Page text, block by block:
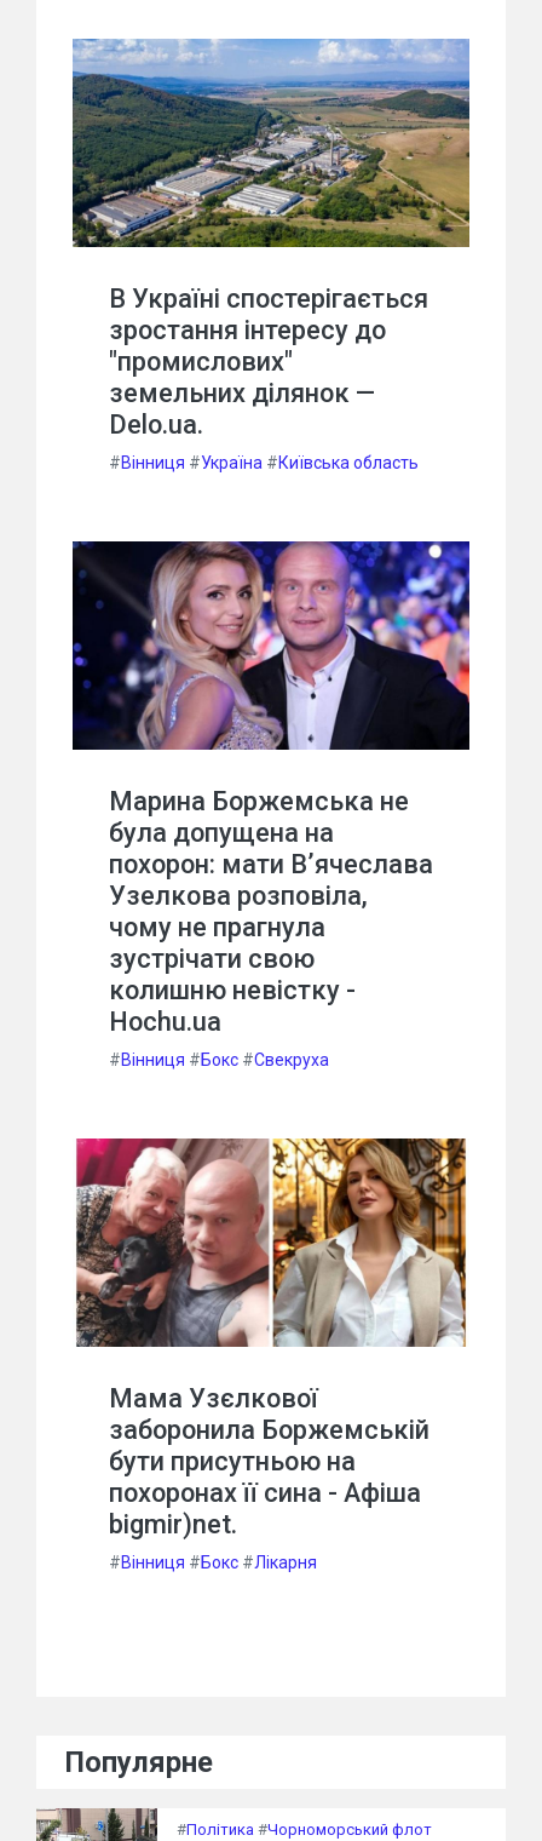
В Україні спостерігається
зростання інтересу до
"промислових"
земельних ділянок —
Delo.ua.
#Вінниця #Україна #Київська область
Марина Боржемська не
була допущена на
похорон: мати В’ячеслава
Узелкова розповіла,
чому не прагнула
зустрічати свою
колишню невістку -
Hochu.ua
#Вінниця #Бокс #Свекруха
Мама Узєлкової
заборонила Боржемській
бути присутньою на
похоронах її сина - Афіша
bigmir)net.
#Вінниця #Бокс #Лікарня
Популярне
#Політика #Чорноморський флот